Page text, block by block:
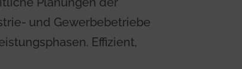
und Gewerbebetriebe
Effizient,